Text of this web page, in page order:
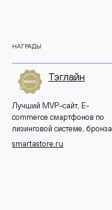
НАГРАДЫ
Тэглайн
Лучший MVP-сайт, E-
commerce смартфонов по
лизинговой системе, бронза
smartastore.ru